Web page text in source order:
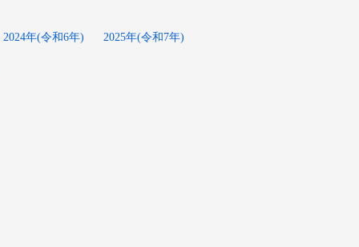
2024年(令和6年) 2025年(令和7年)